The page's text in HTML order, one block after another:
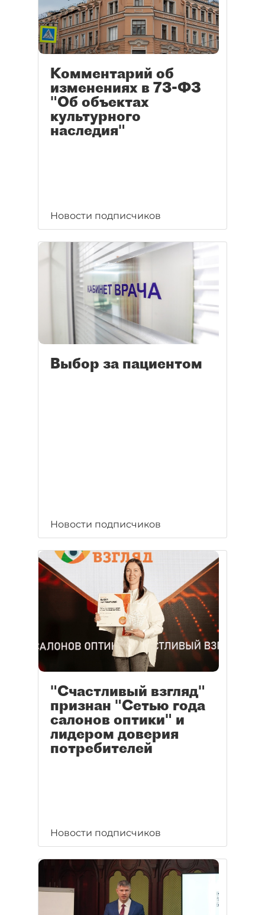
Комментарий об
изменениях в 73-ФЗ
"Об объектах
культурного
наследия"
Новости подписчиков
Выбор за пациентом
Новости подписчиков
"Счастливый взгляд"
признан "Сетью года
салонов оптики" и
лидером доверия
потребителей
Новости подписчиков